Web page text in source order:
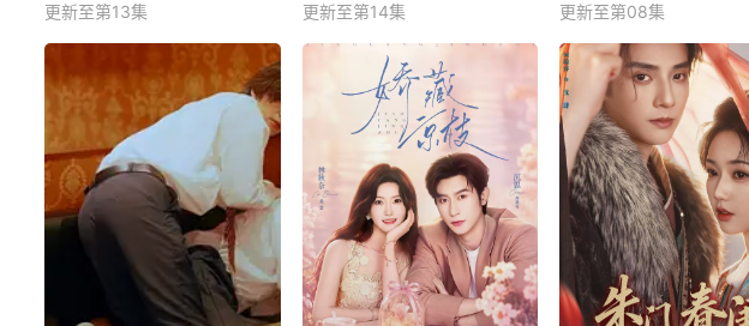
更新至第13集
更新至第14集
更新至第08集